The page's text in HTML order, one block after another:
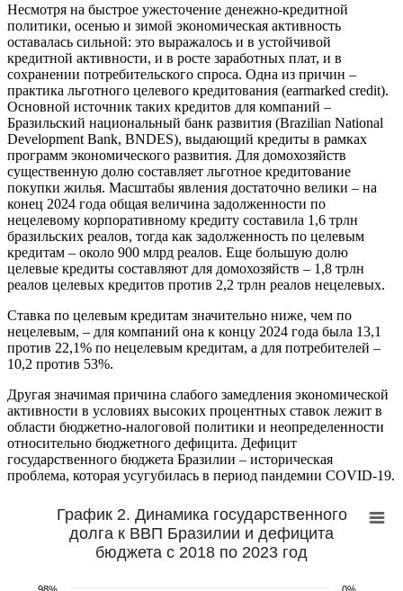
Несмотря на быстрое ужесточение денежно-кредитной
политики, осенью и зимой экономическая активность
оставалась сильной: это выражалось и в устойчивой
кредитной активности, и в росте заработных плат, и в
сохранении потребительского спроса. Одна из причин –
практика льготного целевого кредитования (earmarked credit).
Основной источник таких кредитов для компаний –
Бразильский национальный банк развития (Brazilian National
Development Bank, BNDES), выдающий кредиты в рамках
программ экономического развития. Для домохозяйств
существенную долю составляет льготное кредитование
покупки жилья. Масштабы явления достаточно велики – на
конец 2024 года общая величина задолженности по
нецелевому корпоративному кредиту составила 1,6 трлн
бразильских реалов, тогда как задолженность по целевым
кредитам – около 900 млрд реалов. Еще большую долю
целевые кредиты составляют для домохозяйств – 1,8 трлн
реалов целевых кредитов против 2,2 трлн реалов нецелевых.
Ставка по целевым кредитам значительно ниже, чем по
нецелевым, – для компаний она к концу 2024 года была 13,1
против 22,1% по нецелевым кредитам, а для потребителей –
10,2 против 53%.
Другая значимая причина слабого замедления экономической
активности в условиях высоких процентных ставок лежит в
области бюджетно-налоговой политики и неопределенности
относительно бюджетного дефицита. Дефицит
государственного бюджета Бразилии – историческая
проблема, которая усугубилась в период пандемии COVID-19.
График 2. Динамика государственного
долга к ВВП Бразилии и дефицита
бюджета с 2018 по 2023 год